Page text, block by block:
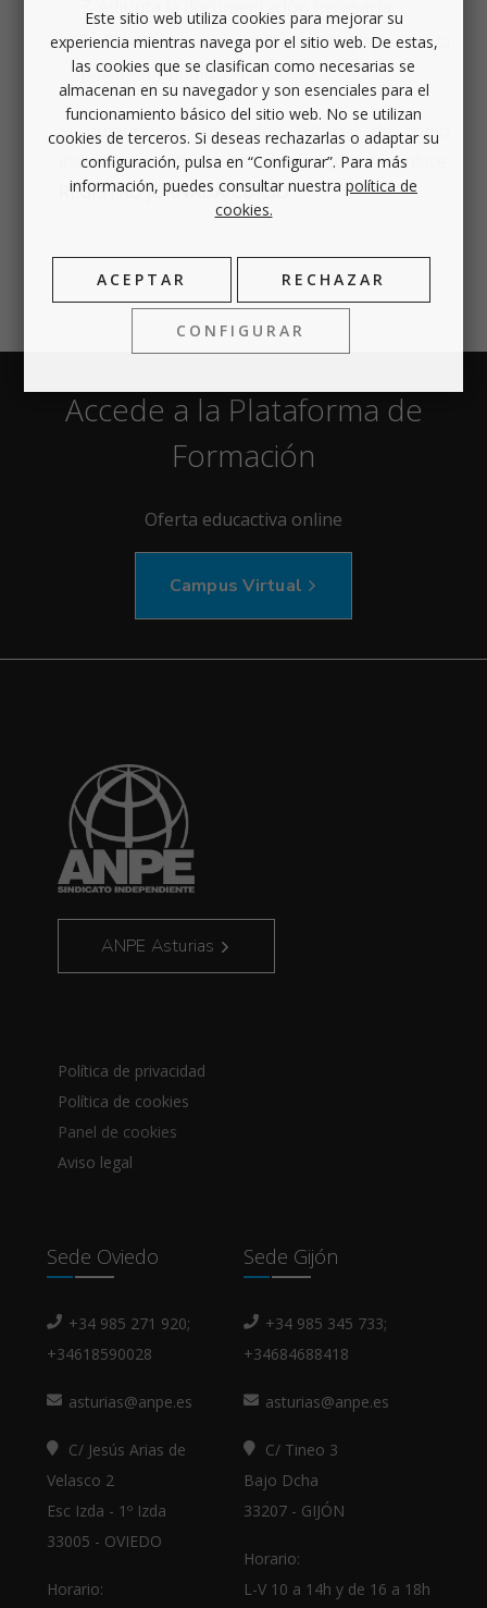
Adjunta la documentación necesaria.
Si es necesario, efectúa el pago en la
pasarela y finaliza el proceso.
Si quieres ver un vídeo tutorial de cómo
inscribirse, haz clic en en el siguiente enlace:
REGISTRO JORNADA/CURSO
Accede a la Plataforma de
Formación
Oferta educactiva online
Campus Virtual
ANPE Asturias
Política de privacidad
Política de cookies
Panel de cookies
Aviso legal
Sede Oviedo
+34 985 271 920;
+34618590028
asturias@anpe.es
C/ Jesús Arias de
Velasco 2
Esc Izda - 1º Izda
33005 - OVIEDO
Horario:
Sede Gijón
+34 985 345 733;
+34684688418
asturias@anpe.es
C/ Tineo 3
Bajo Dcha
33207 - GIJÓN
Horario:
L-V 10 a 14h y de 16 a 18h
Este sitio web utiliza cookies para mejorar su
experiencia mientras navega por el sitio web. De estas,
las cookies que se clasifican como necesarias se
almacenan en su navegador y son esenciales para el
funcionamiento básico del sitio web. No se utilizan
cookies de terceros. Si deseas rechazarlas o adaptar su
configuración, pulsa en “Configurar”. Para más
información, puedes consultar nuestra política de
cookies.
ACEPTAR RECHAZAR
CONFIGURAR